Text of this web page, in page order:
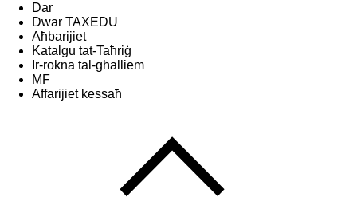
Dar
Dwar TAXEDU
Aħbarijiet
Katalgu tat-Taħriġ
Ir-rokna tal-għalliem
MF
Affarijiet kessaħ